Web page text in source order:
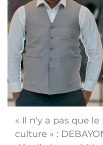
« Il n'y a pas que
culture » :